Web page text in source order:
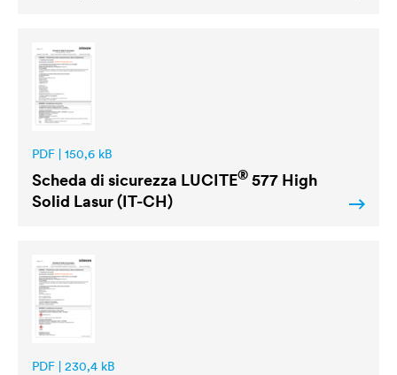
PDF | 150,6 kB
Scheda di sicurezza LUCITE® 577 High
Solid Lasur (IT-CH)
PDF | 230,4 kB